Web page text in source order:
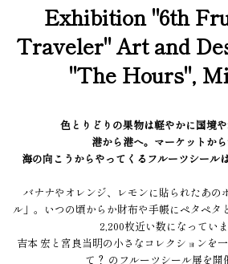
Exhibition "6th
Traveler" Art and
"The Hours",
色とりどりの果物は軽やかに国境や
港から港へ。マーケットから
海の向こうからやってくるフルーツシール
バナナやオレンジ、レモンに貼られたあの
ル」。いつの頃からか財布や手帳にペタペタ
2,200枚近い数になっていま
吉本 宏と宮良当明の小さなコレクションを
て？ のフルーツシール展を開